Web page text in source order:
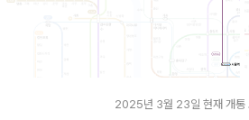
2025년 3월 23일 현재 개통